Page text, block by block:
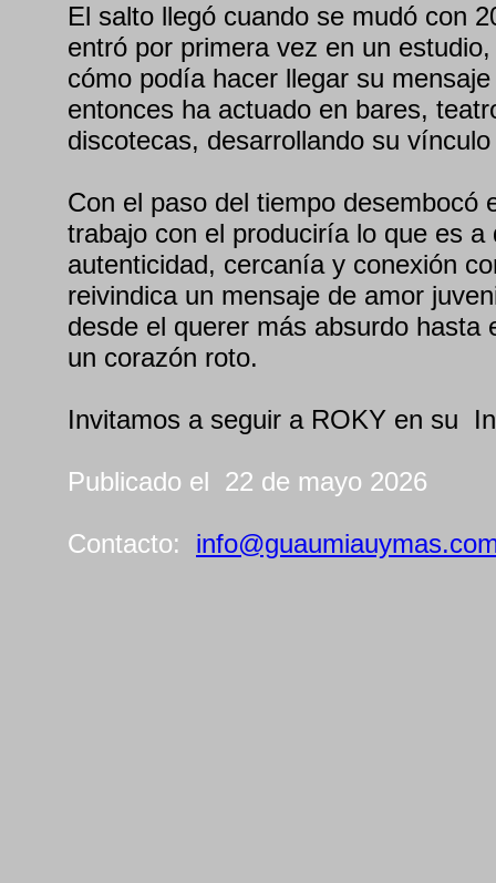
El salto llegó cuando se mudó con
entró por primera vez en un
cómo podía hacer llegar su
entonces ha actuado en bares,
discotecas, desarrollando su
Con el paso del tiempo desembocó
trabajo con el produciría lo que es
autenticidad, cercanía y conexión
reivindica un mensaje de amor
desde el querer más absurdo hasta
un corazón roto.
Invitamos a seguir a ROKY en su
Publicado el 22 de mayo 2026
Contacto: